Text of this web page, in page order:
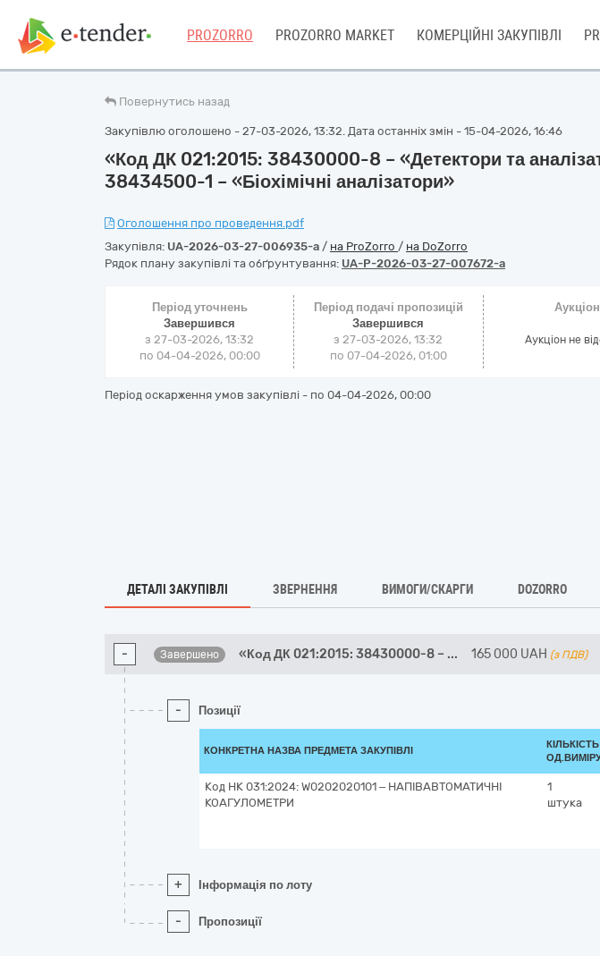
PROZORRO PROZORRO MARKET КОМЕРЦІЙНІ ЗАКУПІВЛІ
Повернутись назад
Закупівлю оголошено - 27-03-2026, 13:32. Дата останніх змін - 15-04-2026, 16:46
«Код ДК 021:2015: 38430000-8 – «Детектори та
38434500-1 – «Біохімічні аналізатори»
Оголошення про проведення.pdf
Закупівля: UA-2026-03-27-006935-a / на ProZorro / на DoZorro
Рядок плану закупівлі та обґрунтування: UA-P-2026-03-27-007672-a
Період уточнень
Завершився
з 27-03-2026, 13:32
по 04-04-2026, 00:00
Період подачі пропозицій
Завершився
з 27-03-2026, 13:32
по 07-04-2026, 01:00
Аукціон
Аукціон не
Період оскарження умов закупівлі - по 04-04-2026, 00:00
ДЕТАЛІ ЗАКУПІВЛІ ЗВЕРНЕННЯ ВИМОГИ/СКАРГИ DOZORRO
- Завершено «Код ДК 021:2015: 38430000-8 – ... 165 000 UAH (з ПДВ)
- Позиції
КОНКРЕТНА НАЗВА ПРЕДМЕТА ЗАКУПІВЛІ
Код НК 031:2024: W0202020101 – НАПІВАВТОМАТИЧНІ
КОАГУЛОМЕТРИ
1
штука
+ Інформація по лоту
- Пропозиції